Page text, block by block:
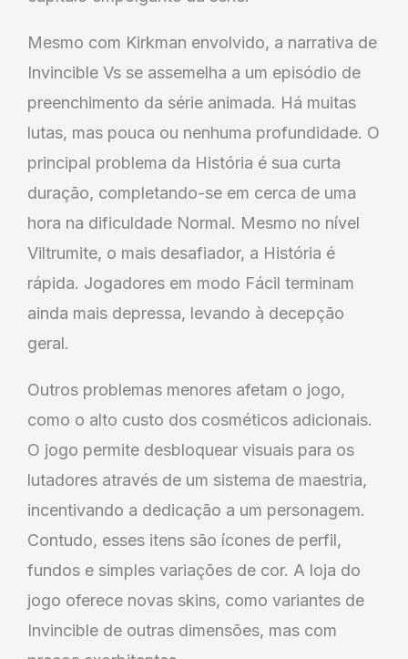
Mesmo com Kirkman envolvido, a narrativa de
Invincible Vs se assemelha a um episódio de
preenchimento da série animada. Há muitas
lutas, mas pouca ou nenhuma profundidade. O
principal problema da História é sua curta
duração, completando-se em cerca de uma
hora na dificuldade Normal. Mesmo no nível
Viltrumite, o mais desafiador, a História é
rápida. Jogadores em modo Fácil terminam
ainda mais depressa, levando à decepção
geral.
Outros problemas menores afetam o jogo,
como o alto custo dos cosméticos adicionais.
O jogo permite desbloquear visuais para os
lutadores através de um sistema de maestria,
incentivando a dedicação a um personagem.
Contudo, esses itens são ícones de perfil,
fundos e simples variações de cor. A loja do
jogo oferece novas skins, como variantes de
Invincible de outras dimensões, mas com